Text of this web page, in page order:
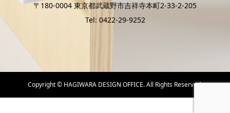
〒180-0004 東京都武蔵野市吉祥寺本町2-33-2-205
Tel: 0422-29-9252
Copyright © HAGIWARA DESIGN OFFICE. All Rights Reserved.